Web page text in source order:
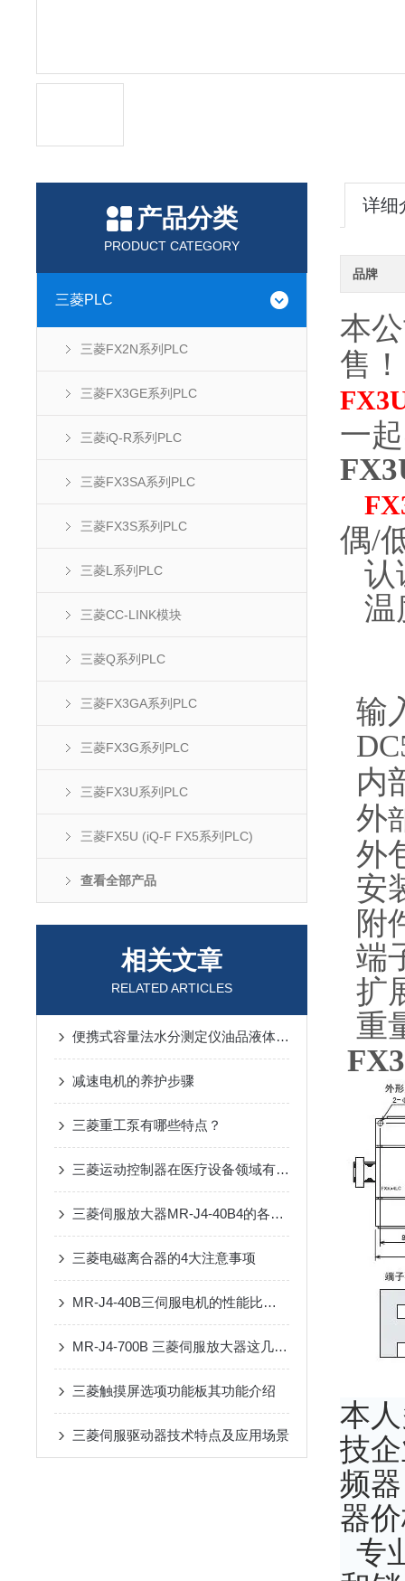
产品分类
PRODUCT CATEGORY
三菱PLC
三菱FX2N系列PLC
三菱FX3GE系列PLC
三菱iQ-R系列PLC
三菱FX3SA系列PLC
三菱FX3S系列PLC
三菱L系列PLC
三菱CC-LINK模块
三菱Q系列PLC
三菱FX3GA系列PLC
三菱FX3G系列PLC
三菱FX3U系列PLC
三菱FX5U (iQ-F FX5系列PLC)
查看全部产品
相关文章
RELATED ARTICLES
便携式容量法水分测定仪油品液体现场取样即时检测应用探析
减速电机的养护步骤
三菱重工泵有哪些特点？
三菱运动控制器在医疗设备领域有哪些应用？
三菱伺服放大器MR-J4-40B4的各项性能特点
三菱电磁离合器的4大注意事项
MR-J4-40B三伺服电机的性能比较与注意事项
MR-J4-700B 三菱伺服放大器这几个参数没设对，90%的人都踩过坑
三菱触摸屏选项功能板其功能介绍
三菱伺服驱动器技术特点及应用场景
详细
品牌
本
售！
一
偶/
认
温
输
内
外
外
安
附
端
扩
重
本
技
频
器
专